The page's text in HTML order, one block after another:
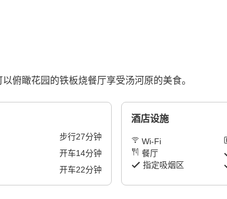
俯瞰花园的铁板烧餐厅享受汤河原的美食。
步行27分钟
开车14分钟
开车22分钟
酒店设施
Wi-Fi
餐厅
指定吸烟区